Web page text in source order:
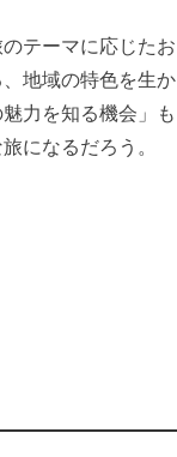
テーマに応じたお
地域の特色を生か
力を知る機会」も
になるだろう。